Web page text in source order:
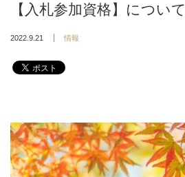
【入札参加資格】について
2022.9.21 情報